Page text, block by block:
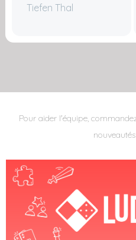
Tiefen Thal
Pour aider l'équipe,